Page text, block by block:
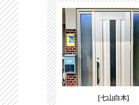
[七山白木]